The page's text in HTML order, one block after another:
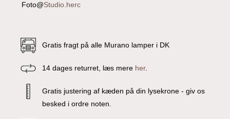
Foto@Studio.herc
Gratis fragt på alle Murano lamper i DK
14 dages returret, læs mere her.
Gratis justering af kæden på din lysekrone - giv os
besked i ordre noten.